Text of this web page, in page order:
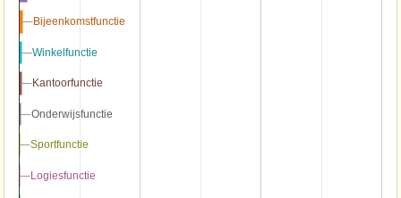
Bijeenkomstfunctie
Bijeenkomstfunctie
Winkelfunctie
Winkelfunctie
Kantoorfunctie
Kantoorfunctie
Onderwijsfunctie
Onderwijsfunctie
Sportfunctie
Sportfunctie
Logiesfunctie
Logiesfunctie